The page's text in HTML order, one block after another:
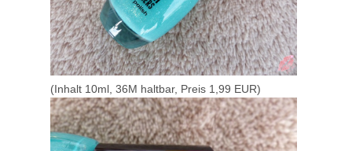
(Inhalt 10ml, 36M haltbar, Preis 1,99 EUR)